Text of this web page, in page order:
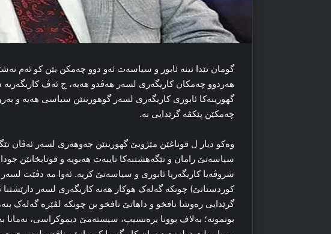
گومان تێدا نینە ئابور و سیاسەت ئەو دوو چەمکن یێن کو ئەم
هەردوو چەمکان کاریگەرى لسەر هەڤدو هەیە، چ ئەڤ کاریگەریە
گهورینەکا ئابورى کاریگەرى لسەر گوهورینێن سیاسى هەیە و
چەمکێن پێکڤە گرێدایى نە.
وەکو دیار ل قوناغێن مێژویێ گهورینێن جەوهەری لسەر ئەڤان
سیاسەتێ رامان و تێگەهشتنەکا تایبەت هەبویە و قوتابخانێن
شروڤەیا کاریگەریا ئابورى و سیاسەتێ کریە. ئەوا مە دڤێت
کوردستانێ) چونکە گەلەک هوکار هەنە کاریگەرى لسەر
گرێدایی رەوشا نافخو و داهاتێ نافخو بن چونکە لڤێرە گەلەک
بونمونە؛ بەلاف بوونا پرەنسیپ، سیستەمێ دیموکراسى، نەمانا